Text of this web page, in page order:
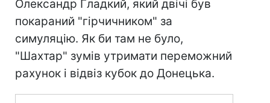
Олександр Гладкий, який двічі був
покараний "гірчичником" за
симуляцію. Як би там не було,
"Шахтар" зумів утримати переможний
рахунок і відвіз кубок до Донецька.